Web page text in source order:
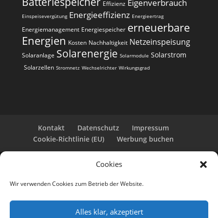
Cookies
Wir verwenden Cookies zum Betrieb der Website.
Alles klar, akzeptiert
t
i
v
e
:
Effizienz Eigenverbrauch
Einspeisevergütung Energieeffizienz Energieertrag
Energiemanagement Energiespeicher erneuerbare
Energien Kosten Nachhaltigkeit Netzeinspeisung
Solaranlage Solarenergie Solarmodule Solarstrom
Solarzellen Stromnetz Wechselrichter Wirkungsgrad
Kontakt Datenschutz
Impressum
Cookie-Richtlinie (EU)
Werbung buchen
Copyright 2025-2026 | Web24 Consulting AVO UG |
Webseite mit Infos rund um PV-Anlagen und einem
Wenn Sie bei den Werbepartnern ein Angebot